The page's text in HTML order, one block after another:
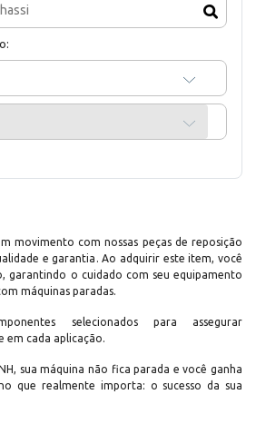
movimento com nossas peças de reposição
e garantia. Ao adquirir este item, você
garantindo o cuidado com seu equipamento
máquinas paradas.
selecionados para assegurar
em cada aplicação.
sua máquina não fica parada e você ganha
que realmente importa: o sucesso da sua